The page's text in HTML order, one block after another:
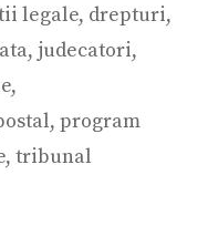
legale, drepturi,
, judecatori,
,
, program
, tribunal